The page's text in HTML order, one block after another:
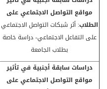
مواقع التواصل الاجتماعي على
الطلاب: أثر شبكات التواصل الاجتماعي
على التفاعل الاجتماعي- دراسة خاصة
بطلاب الجامعة
دراسات سابقة أجنبية فيتأثير
مواقع التواصل الاجتماعي على